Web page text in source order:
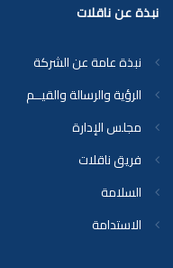
نبذة عن ناقلات
نبذة عامة عن الشركة
الرؤية والرسالة والقيــم
مجلس الإدارة
فريق ناقلات
السلامة
الاستدامة